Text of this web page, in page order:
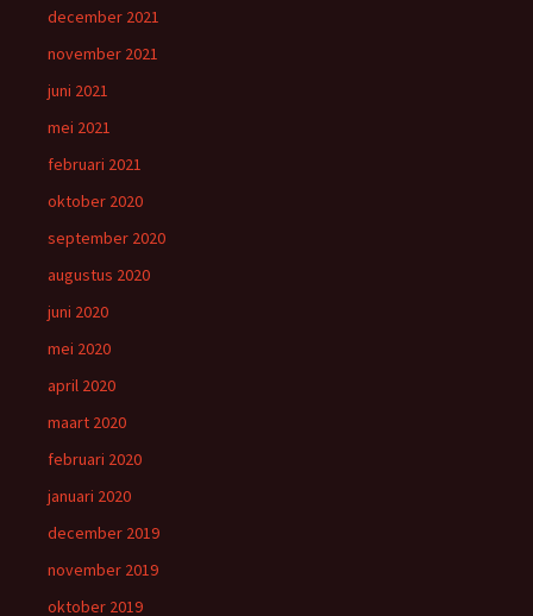
december 2021
november 2021
juni 2021
mei 2021
februari 2021
oktober 2020
september 2020
augustus 2020
juni 2020
mei 2020
april 2020
maart 2020
februari 2020
januari 2020
december 2019
november 2019
oktober 2019